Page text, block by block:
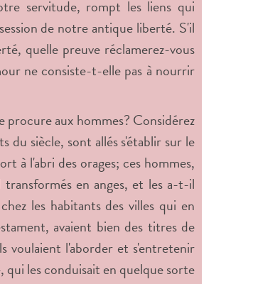
servitude, rompt les liens qui
de notre antique liberté. S'il
quelle preuve réclamerez-vous
ne consiste-t-elle pas à nourrir
aux hommes? Considérez
du siècle, sont allés s'établir sur le
à l'abri des orages; ces hommes,
en anges, et les a-t-il
les habitants des villes qui en
avaient bien des titres de
voulaient l'aborder et s'entretenir
qui les conduisait en quelque sorte